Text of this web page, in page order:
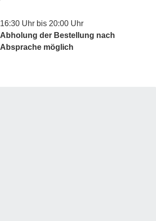
16:30 Uhr bis 20:00 Uhr
Abholung der Bestellung nach
Absprache möglich